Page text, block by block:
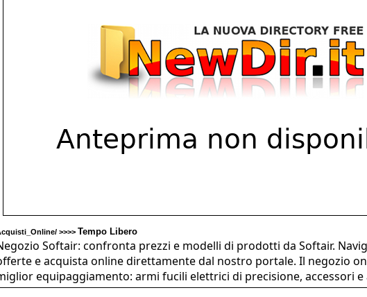
>>>> Tempo Libero
Softair: confronta prezzi e modelli di prodotti da Softair.
e acquista online direttamente dal nostro portale. Il negozio
equipaggiamento: armi fucili elettrici di precisione, accessori